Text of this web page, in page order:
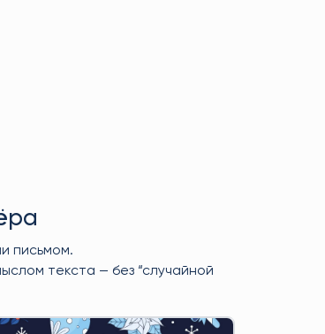
письмом.
текста — без “случайной